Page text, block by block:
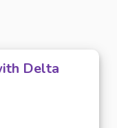
Delta